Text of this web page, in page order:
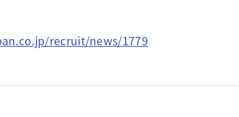
recruit/news/1779